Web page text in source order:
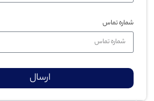
شماره تماس
ارسال